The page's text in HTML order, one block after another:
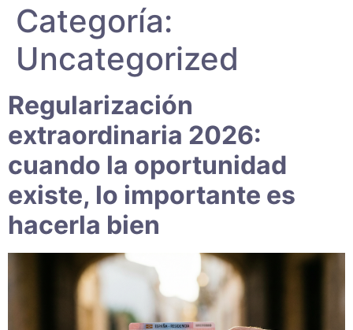
Categoría:
Uncategorized
Regularización
extraordinaria 2026:
cuando la oportunidad
existe, lo importante es
hacerla bien